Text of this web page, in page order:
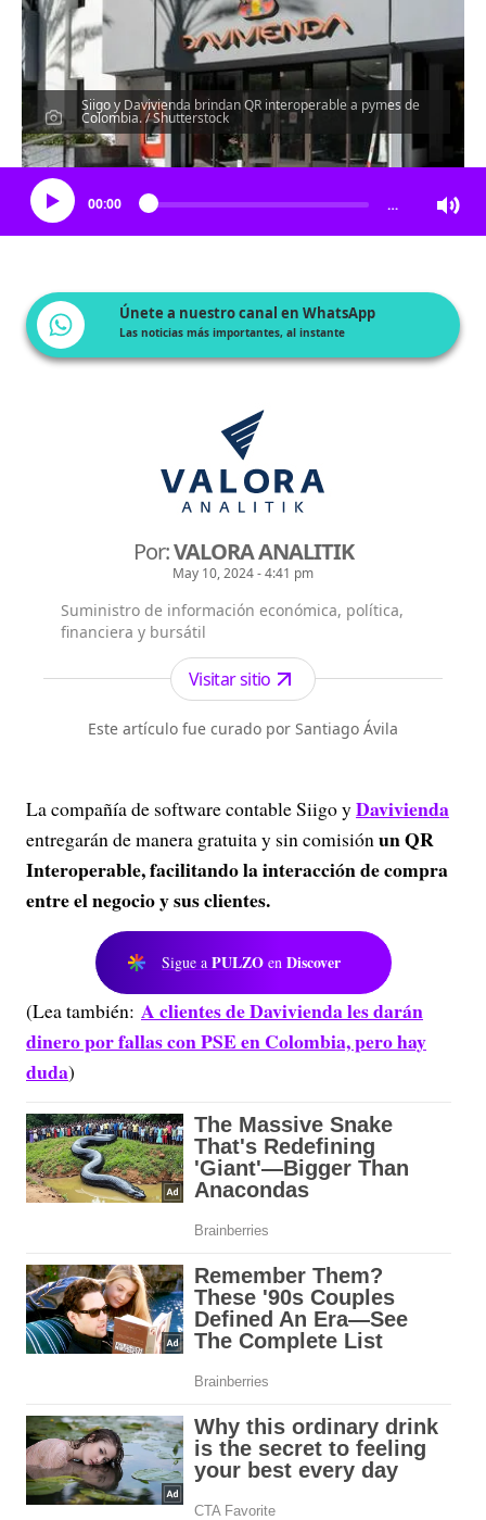
Siigo y Davivienda brindan QR interoperable a pymes de
Colombia. / Shutterstock
Escucha el artículo
00:00 …
Únete a nuestro canal en WhatsApp
Las noticias más importantes, al instante
Por:VALORA ANALITIK
May 10, 2024 - 4:41 pm
Suministro de información económica, política,
financiera y bursátil
Visitar sitio
Este artículo fue curado por Santiago Ávila
La compañía de software contable Siigo yDavivienda
entregarán de manera gratuita y sin comisiónun QR
Interoperable, facilitando la interacción de compra
entre el negocio y sus clientes.
Sigue a PULZO en Discover
(Lea también: A clientes de Davivienda les darán
dinero por fallas con PSE en Colombia, pero hay
duda)